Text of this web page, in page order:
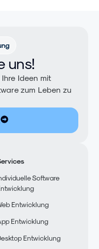
uns!
Ideen mit
zum Leben zu
Software
Entwicklung
Entwicklung
Entwicklung